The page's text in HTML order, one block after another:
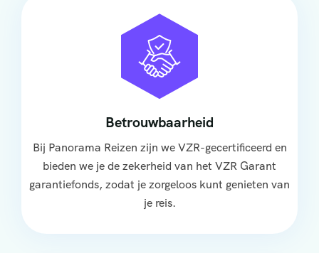
Betrouwbaarheid
Bij Panorama Reizen zijn we VZR-gecertificeerd en
bieden we je de zekerheid van het VZR Garant
garantiefonds, zodat je zorgeloos kunt genieten van
je reis.